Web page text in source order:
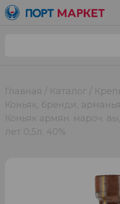
Главная Каталог
Коньяк, бренди,
Коньяк армян. мароч.
лет 0,5л. 40%